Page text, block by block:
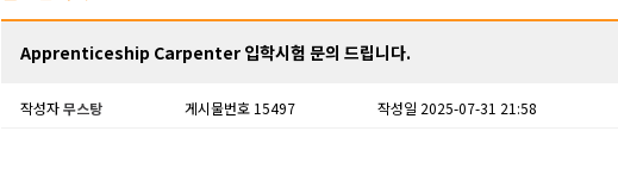
Apprenticeship Carpenter 입학시험 문의 드립니다.
작성자무스탕 게시물번호 15497 작성일 2025-07-31 21:58